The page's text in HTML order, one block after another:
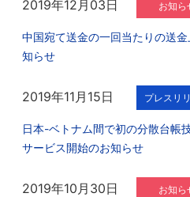
2019年12月03日 お知ら
中国宛て送金の一回当たりの送
知らせ
2019年11月15日 プレスリ
日本-ベトナム間で初の分散台帳
サービス開始のお知らせ
2019年10月30日 お知ら